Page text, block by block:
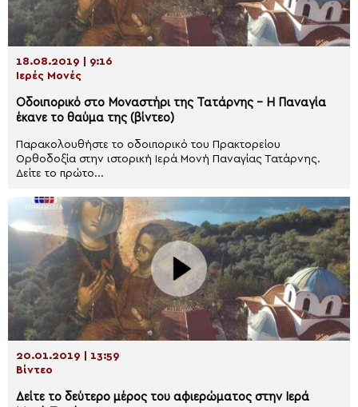
18.08.2019 | 9:16
Ιερές Μονές
Οδοιπορικό στο Μοναστήρι της Τατάρνης – Η Παναγία
έκανε το θαύμα της (βίντεο)
Παρακολουθήστε το οδοιπορικό του Πρακτορείου
Ορθοδοξία στην ιστορική Ιερά Μονή Παναγίας Τατάρνης.
Δείτε το πρώτο...
20.01.2019 | 13:59
Βίντεο
Δείτε το δεύτερο μέρος του αφιερώματος στην Ιερά